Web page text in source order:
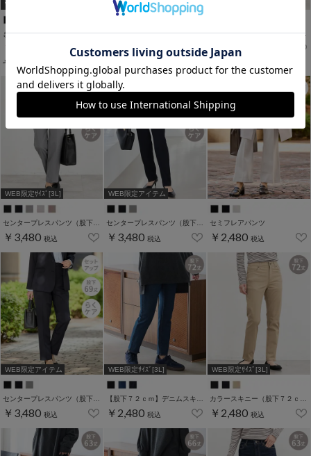
WEB限定ｻｲｽﾞ[3L]
きれいめガウチョパンツ
￥2,680
WEB限定ｻｲｽﾞ[3L]
センタープレスパンツ（股下６６ｃｍ）
￥3,480 税込
センタープレスパンツ（股下６０ｃｍ）
￥3,480
WEB限定ｻｲｽﾞ[3L]
￥3,480 税込
WEB限定アイテム
￥3,480 税込
セミフレアパンツ
￥2,480 税込
WEB限定アイテム
センタープレスパンツ（股下６９ｃｍ）
￥3,480 税込
WEB限定ｻｲｽﾞ[3L]
【股下７２ｃｍ】デニムスキニー(股下60/63/66/69/72/75cm展開)
￥2,480 税込
WEB限定ｻｲｽﾞ[3L]
カラースキニー（股下７２ｃｍ）
￥2,480 税込